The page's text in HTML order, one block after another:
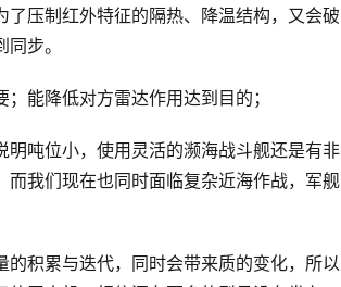
压制红外特征的隔热、降温结构，又会破
步。
能降低对方雷达作用达到目的；
吨位小，使用灵活的濒海战斗舰还是有非
我们现在也同时面临复杂近海作战，军舰
积累与迭代，同时会带来质的变化，所以